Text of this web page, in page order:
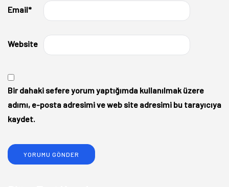
Email*
Website
Bir dahaki sefere yorum yaptığımda kullanılmak üzere
adımı, e-posta adresimi ve web site adresimi bu tarayıcıya
kaydet.